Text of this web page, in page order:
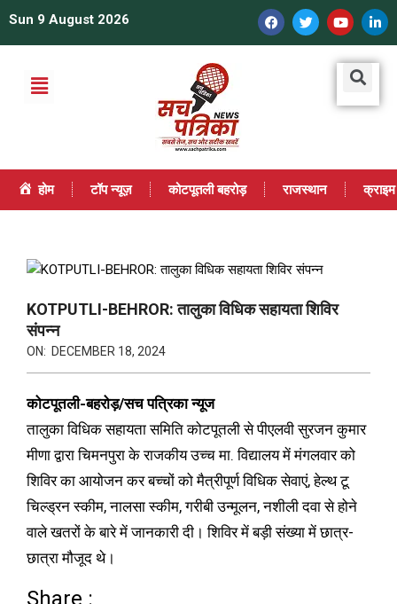
Sun 9 August 2026
होम टॉप न्यूज़ कोटपूतली बहरोड़ राजस्थान क्राइम
KOTPUTLI-BEHROR: तालुका विधिक सहायता शिविर
संपन्न
ON: DECEMBER 18, 2024
कोटपूतली-बहरोड़/सच पत्रिका न्यूज
तालुका विधिक सहायता समिति कोटपूतली से पीएलवी सुरजन कुमार
मीणा द्वारा चिमनपुरा के राजकीय उच्च मा. विद्यालय में मंगलवार को
शिविर का आयोजन कर बच्चों को मैत्रीपूर्ण विधिक सेवाएं, हेल्थ टू
चिल्ड्रन स्कीम, नालसा स्कीम, गरीबी उन्मूलन, नशीली दवा से होने
वाले खतरों के बारे में जानकारी दी। शिविर में बड़ी संख्या में छात्र-
छात्रा मौजूद थे।
Share :